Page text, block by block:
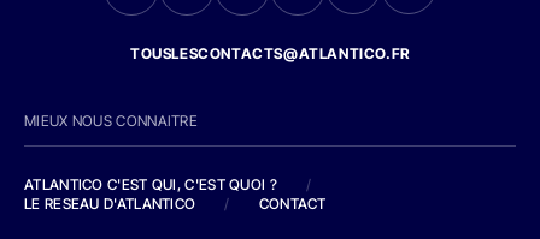
TOUSLESCONTACTS@ATLANTICO.FR
MIEUX NOUS CONNAITRE
ATLANTICO C'EST QUI, C'EST QUOI ?
/
LE RESEAU D'ATLANTICO
/ CONTACT